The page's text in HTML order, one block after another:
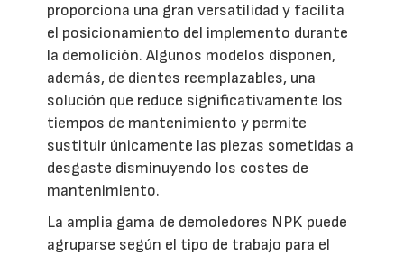
proporciona una gran versatilidad y facilita
el posicionamiento del implemento durante
la demolición. Algunos modelos disponen,
además, de dientes reemplazables, una
solución que reduce significativamente los
tiempos de mantenimiento y permite
sustituir únicamente las piezas sometidas a
desgaste disminuyendo los costes de
mantenimiento.
La amplia gama de demoledores NPK puede
agruparse según el tipo de trabajo para el